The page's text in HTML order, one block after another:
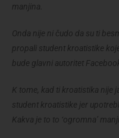
manjina.
Onda nije ni čudo da su ti
propali student kroatistike
bude glavni autoritet
K tome, kad ti kroatistika nije
student kroatistike jer
Kakva je to to ‘ogromna’